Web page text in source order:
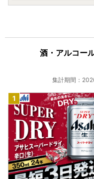
酒・アルコー
集計期間：